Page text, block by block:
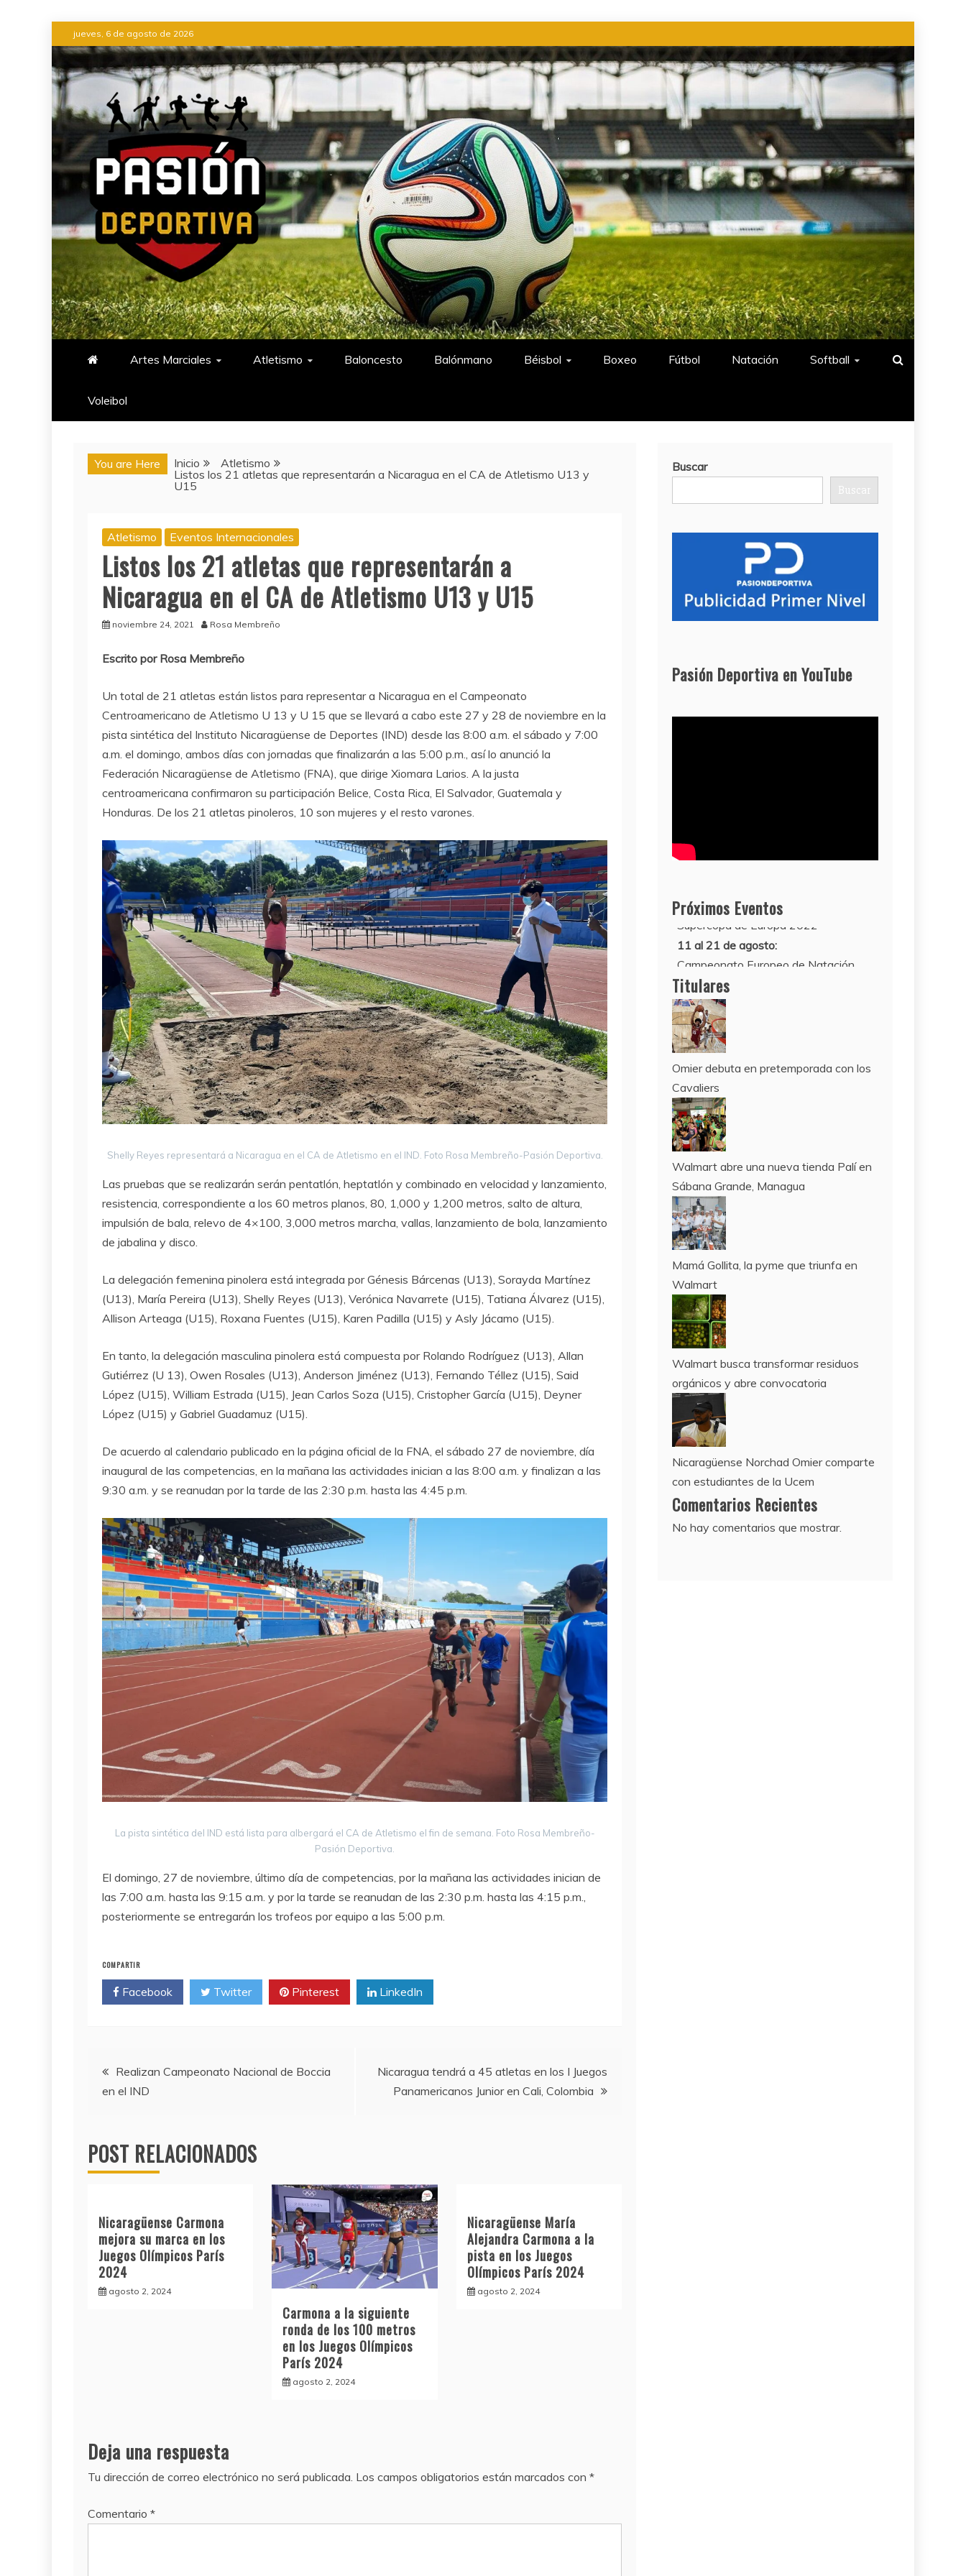
Saltar
al
contenido
jueves, 6 de agosto de 2026
PASIÓN DEPORTIVA
INFORMACIÓN DEL ACONTECER DEPORTIVO
Artes Marciales Atletismo Baloncesto Balónmano Béisbol Boxeo Fútbol Natación​ Softball​
Voleibol​
You are Here Inicio
Atletismo
Listos los 21 atletas que representarán a Nicaragua en el CA de Atletismo U13 y
U15
Atletismo Eventos Internacionales
Listos los 21 atletas que representarán a
Nicaragua en el CA de Atletismo U13 y U15
noviembre 24, 2021 Rosa Membreño
Escrito por Rosa Membreño
Un total de 21 atletas están listos para representar a Nicaragua en el Campeonato
Centroamericano de Atletismo U 13 y U 15 que se llevará a cabo este 27 y 28 de noviembre en la
pista sintética del Instituto Nicaragüense de Deportes (IND) desde las 8:00 a.m. el sábado y 7:00
a.m. el domingo, ambos días con jornadas que finalizarán a las 5:00 p.m., así lo anunció la
Federación Nicaragüense de Atletismo (FNA), que dirige Xiomara Larios. A la justa
centroamericana confirmaron su participación Belice, Costa Rica, El Salvador, Guatemala y
Honduras. De los 21 atletas pinoleros, 10 son mujeres y el resto varones.
Shelly Reyes representará a Nicaragua en el CA de Atletismo en el IND. Foto Rosa Membreño-Pasión Deportiva.
Las pruebas que se realizarán serán pentatlón, heptatlón y combinado en velocidad y lanzamiento,
resistencia, correspondiente a los 60 metros planos, 80, 1,000 y 1,200 metros, salto de altura,
impulsión de bala, relevo de 4×100, 3,000 metros marcha, vallas, lanzamiento de bola, lanzamiento
de jabalina y disco.
La delegación femenina pinolera está integrada por Génesis Bárcenas (U13), Sorayda Martínez
(U13), María Pereira (U13), Shelly Reyes (U13), Verónica Navarrete (U15), Tatiana Álvarez (U15),
Allison Arteaga (U15), Roxana Fuentes (U15), Karen Padilla (U15) y Asly Jácamo (U15).
En tanto, la delegación masculina pinolera está compuesta por Rolando Rodríguez (U13), Allan
Gutiérrez (U 13), Owen Rosales (U13), Anderson Jiménez (U13), Fernando Téllez (U15), Said
López (U15), William Estrada (U15), Jean Carlos Soza (U15), Cristopher García (U15), Deyner
López (U15) y Gabriel Guadamuz (U15).
De acuerdo al calendario publicado en la página oficial de la FNA, el sábado 27 de noviembre, día
inaugural de las competencias, en la mañana las actividades inician a las 8:00 a.m. y finalizan a las
9:30 a.m. y se reanudan por la tarde de las 2:30 p.m. hasta las 4:45 p.m.
La pista sintética del IND está lista para albergará el CA de Atletismo el fin de semana. Foto Rosa Membreño-
Pasión Deportiva.
El domingo, 27 de noviembre, último día de competencias, por la mañana las actividades inician de
las 7:00 a.m. hasta las 9:15 a.m. y por la tarde se reanudan de las 2:30 p.m. hasta las 4:15 p.m.,
posteriormente se entregarán los trofeos por equipo a las 5:00 p.m.
COMPARTIR
Facebook Twitter Pinterest LinkedIn
Navegación
de
entradas
Realizan Campeonato Nacional de Boccia
en el IND
Nicaragua tendrá a 45 atletas en los I Juegos
Panamericanos Junior en Cali, Colombia
POST RELACIONADOS
Nicaragüense Carmona
mejora su marca en los
Juegos Olímpicos París
2024
agosto 2, 2024
Carmona a la siguiente
ronda de los 100 metros
en los Juegos Olímpicos
París 2024
agosto 2, 2024
Nicaragüense María
Alejandra Carmona a la
pista en los Juegos
Olímpicos París 2024
agosto 2, 2024
Deja una respuesta
Tu dirección de correo electrónico no será publicada. Los campos obligatorios están marcados con *
Comentario *
Buscar
Buscar
Pasión Deportiva en YouTube
Próximos Eventos
11 al 21 de agosto:
Campeonato Europeo de Natación
2022
12 de agosto:
Empieza La Liga 2022-2023
Titulares
Omier debuta en pretemporada con los
Cavaliers
Walmart abre una nueva tienda Palí en
Sábana Grande, Managua
Mamá Gollita, la pyme que triunfa en
Walmart
Walmart busca transformar residuos
orgánicos y abre convocatoria
Nicaragüense Norchad Omier comparte
con estudiantes de la Ucem
Comentarios Recientes
No hay comentarios que mostrar.